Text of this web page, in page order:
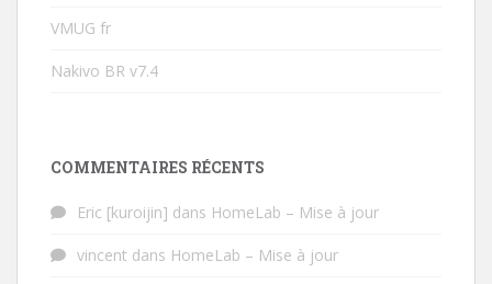
VMUG fr
Nakivo BR v7.4
COMMENTAIRES RÉCENTS
Eric [kuroijin] dans HomeLab – Mise à jour
vincent dans HomeLab – Mise à jour